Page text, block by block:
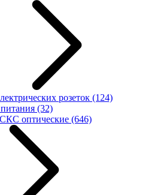
розеток (124)
(32)
оптические (646)